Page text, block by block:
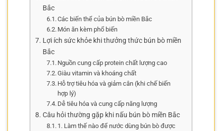
Bắc
Các biến thể của bún bò miền Bắc
Món ăn kèm phổ biến
Lợi ích sức khỏe khi thưởng thức bún bò miền
Bắc
Nguồn cung cấp protein chất lượng cao
Giàu vitamin và khoáng chất
Hỗ trợ tiêu hóa và giảm cân (khi chế biến
hợp lý)
Dễ tiêu hóa và cung cấp năng lượng
Câu hỏi thường gặp khi nấu bún bò miền Bắc
1. Làm thế nào để nước dùng bún bò được